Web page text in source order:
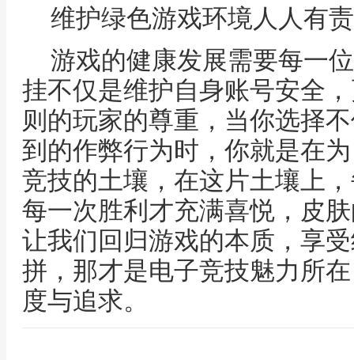
维护绿色游戏环境人人有责
游戏的健康发展需要每一
挂不仅是维护自身账号安全
则的玩家的尊重，当你选择
到的作弊行为时，你就是在
竞技的土壤，在这片土壤上
每一次胜利才充满喜悦，皮
让我们回归游戏的本质，享
拼，那才是电子竞技魅力所
度与追求。